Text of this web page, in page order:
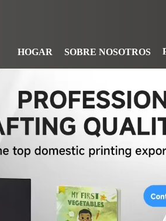
HOGAR SOBRE NOSOTROS